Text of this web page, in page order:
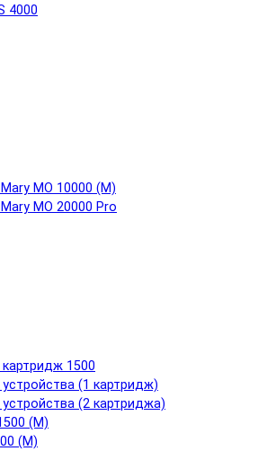
4000
MO 10000 (М)
MO 20000 Pro
картридж 1500
устройства (1 картридж)
устройства (2 картриджа)
(М)
(М)